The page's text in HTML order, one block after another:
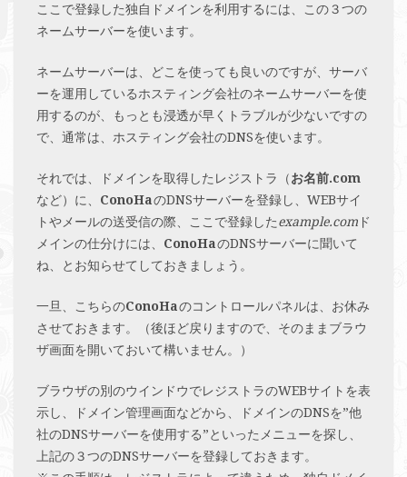
ここで登録した独自ドメインを利用するには、この３つの
ネームサーバーを使います。
ネームサーバーは、どこを使っても良いのですが、サーバ
ーを運用しているホスティング会社のネームサーバーを使
用するのが、もっとも浸透が早くトラブルが少ないですの
で、通常は、ホスティング会社のDNSを使います。
それでは、ドメインを取得したレジストラ（お名前.com
など）に、 ConoHaのDNSサーバーを登録し、WEBサイ
トやメールの送受信の際、ここで登録したexample.com ド
メインの仕分けには、 ConoHaのDNSサーバーに聞いて
ね、とお知らせてしておきましょう。
一旦、こちらのConoHaのコントロールパネルは、お休み
させておきます。（後ほど戻りますので、そのままブラウ
ザ画面を開いておいて構いません。）
ブラウザの別のウインドウでレジストラのWEBサイトを表
示し、ドメイン管理画面などから、ドメインのDNSを”他
社のDNSサーバーを使用する”といったメニューを探し、
上記の３つのDNSサーバーを登録しておきます。